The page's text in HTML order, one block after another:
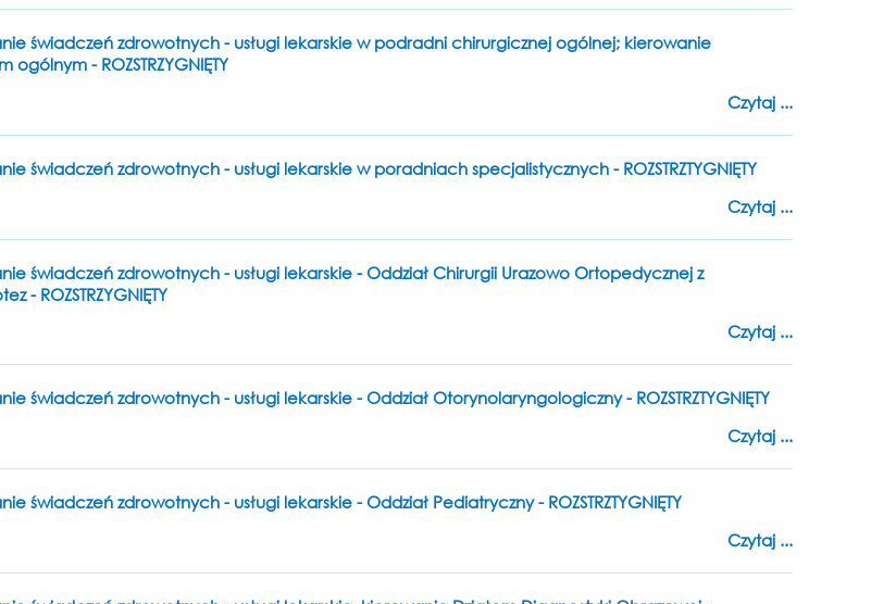
świadczeń zdrowotnych - usługi lekarskie w podradni chirurgicznej ogólnej; kierowanie
- ROZSTRZYGNIĘTY
Czytaj ...
świadczeń zdrowotnych - usługi lekarskie w poradniach specjalistycznych - ROZSTRZTYGNIĘTY
Czytaj ...
świadczeń zdrowotnych - usługi lekarskie - Oddział Chirurgii Urazowo Ortopedycznej z
- ROZSTRZYGNIĘTY
Czytaj ...
świadczeń zdrowotnych - usługi lekarskie - Oddział Otorynolaryngologiczny - ROZSTRZTYGNIĘTY
Czytaj ...
świadczeń zdrowotnych - usługi lekarskie - Oddział Pediatryczny - ROZSTRZTYGNIĘTY
Czytaj ...